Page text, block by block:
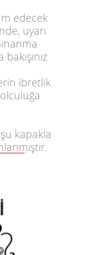
edecek
uyarı
ibretlik
kapakla